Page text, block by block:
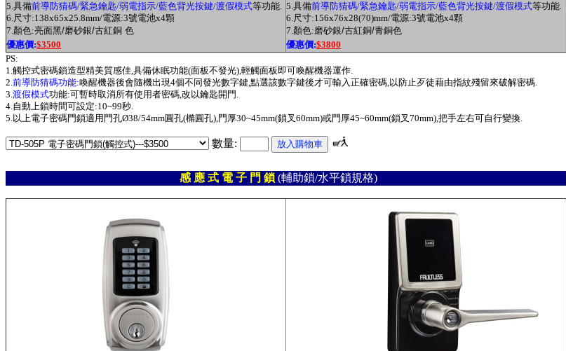
5.具備前導防猜碼/緊急鑰匙/弱電指示/藍色背光按鍵/渡假模式等功能.
6.尺寸:138x65x25.8mm/電源:3號電池x4顆
7.顏色:亮面黑/磨砂銀/古紅銅 色
優惠價:$3500
5.具備前導防猜碼/緊急鑰匙/弱電指示/藍色背光按鍵/渡假模式等功能.
6.尺寸:156x76x28(70)mm/電源:3號電池x4顆
7.顏色:磨砂銀/古紅銅/青銅色
優惠價:$3800
PS:
1.觸控式密碼鎖造型精美質感佳,具備休眠功能(面板不發光),輕觸面板即可喚醒機器運作.
2.前導防猜碼功能:喚醒機器後會隨機出現4個不同發光數字鍵,點選該數字鍵後才可輸入正確密碼,以防止歹徒藉由指紋殘留來破解密碼.
3.渡假模式功能:可暫時取消所有使用者密碼,改以鑰匙開門.
4.自動上鎖時間可設定:10~99秒.
5.以上電子密碼門鎖適用門孔Ø38/54mm圓孔(橢圓孔),門厚30~45mm(鎖叉60mm)或門厚45~60mm(鎖叉70mm),把手左右可自行變換.
數量:
感 應 式 電 子 門 鎖 (輔助鎖/水平鎖規格)